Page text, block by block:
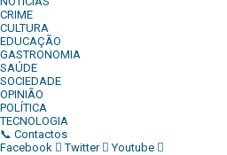
CRIME
CULTURA
EDUCAÇÃO
GASTRONOMIA
SAÚDE
SOCIEDADE
OPINIÃO
POLÍTICA
TECNOLOGIA
📞 Contactos
Facebook
Twitter Youtube